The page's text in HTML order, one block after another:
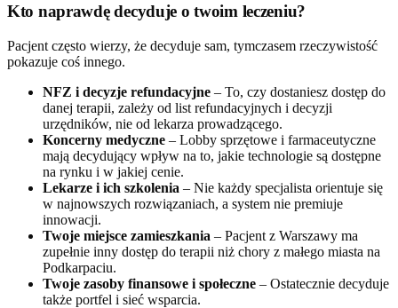
Kto naprawdę decyduje o twoim leczeniu?
Pacjent często wierzy, że decyduje sam, tymczasem rzeczywistość
pokazuje coś innego.
NFZ i decyzje refundacyjne – To, czy dostaniesz dostęp do
danej terapii, zależy od list refundacyjnych i decyzji
urzędników, nie od lekarza prowadzącego.
Koncerny medyczne – Lobby sprzętowe i farmaceutyczne
mają decydujący wpływ na to, jakie technologie są dostępne
na rynku i w jakiej cenie.
Lekarze i ich szkolenia – Nie każdy specjalista orientuje się
w najnowszych rozwiązaniach, a system nie premiuje
innowacji.
Twoje miejsce zamieszkania – Pacjent z Warszawy ma
zupełnie inny dostęp do terapii niż chory z małego miasta na
Podkarpaciu.
Twoje zasoby finansowe i społeczne – Ostatecznie decyduje
także portfel i sieć wsparcia.